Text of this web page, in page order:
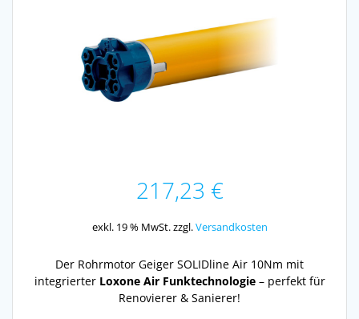
217,23 €
exkl. 19 % MwSt. zzgl.Versandkosten
Der Rohrmotor Geiger SOLIDline Air 10Nm mit
integrierter Loxone Air Funktechnologie– perfekt für
Renovierer & Sanierer!